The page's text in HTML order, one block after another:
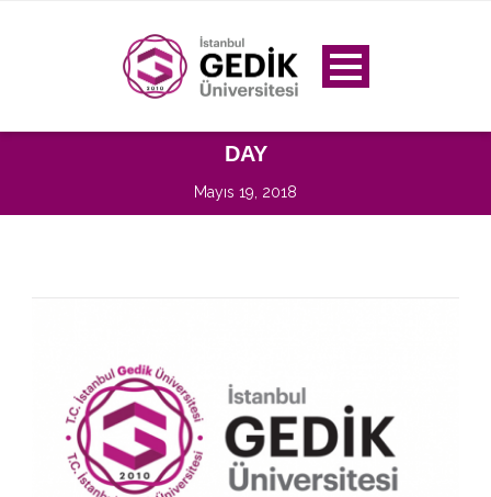
DAY
Mayıs 19, 2018